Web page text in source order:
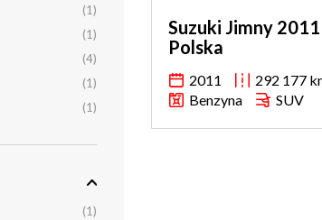
(1)
(1)
(4)
(1)
(1)
(1)
Suzuki Jimny
Polska
2011
292 177
Benzyna
SUV